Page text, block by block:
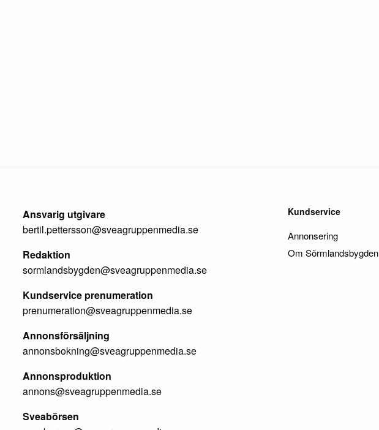
Ansvarig utgivare
bertil.pettersson@sveagruppenmedia.se
Redaktion
sormlandsbygden@sveagruppenmedia.se
Kundservice prenumeration
prenumeration@sveagruppenmedia.se
Annonsförsäljning
annonsbokning@sveagruppenmedia.se
Annonsproduktion
annons@sveagruppenmedia.se
Sveabörsen
Kundservice
Annonsering
Om Sörmlandsbygden